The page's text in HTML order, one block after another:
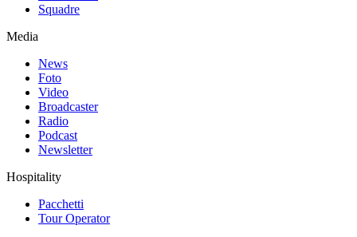
Squadre
Media
News
Foto
Video
Broadcaster
Radio
Podcast
Newsletter
Hospitality
Pacchetti
Tour Operator